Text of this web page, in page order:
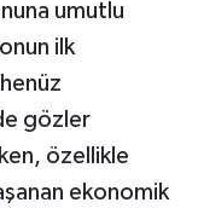
umutlu
ilk
gözler
özellikle
ekonomik